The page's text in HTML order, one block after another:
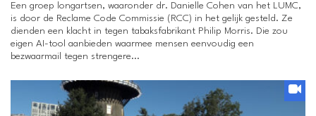
Een groep longartsen, waaronder dr. Danielle Cohen van het LUMC,
is door de Reclame Code Commissie (RCC) in het gelijk gesteld. Ze
dienden een klacht in tegen tabaksfabrikant Philip Morris. Die zou
eigen AI-tool aanbieden waarmee mensen eenvoudig een
bezwaarmail tegen strengere...